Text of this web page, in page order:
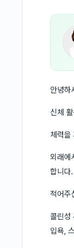
안녕하
신체
체력을
외래에
합니다.
적어주
콜린성
입욕,